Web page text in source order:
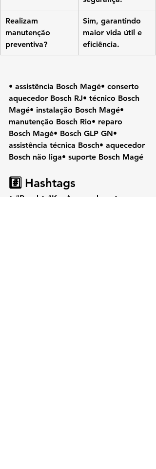
Realizam
manutenção
preventiva?
Sim, garantindo
maior vida útil e
eficiência.
• assistência Bosch Magé• conserto
aquecedor Bosch RJ• técnico Bosch
Magé• instalação Bosch Magé•
manutenção Bosch Rio• reparo
Bosch Magé• Bosch GLP GN•
assistência técnica Bosch• aquecedor
Bosch não liga• suporte Bosch Magé
#️⃣ Hashtags
• #Bosch • #KozAquecedores
•